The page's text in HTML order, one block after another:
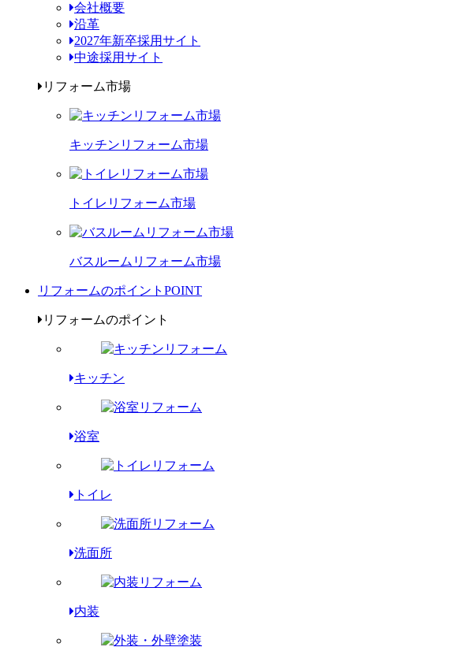
会社概要
沿革
2027年新卒採用サイト
中途採用サイト
リフォーム市場
キッチンリフォーム市場
トイレリフォーム市場
バスルームリフォーム市場
リフォームのポイント POINT
リフォームのポイント
キッチン
浴室
トイレ
洗面所
内装